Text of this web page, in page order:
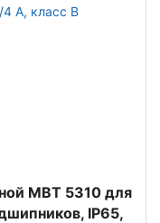
MBT 5310 для
IP65,